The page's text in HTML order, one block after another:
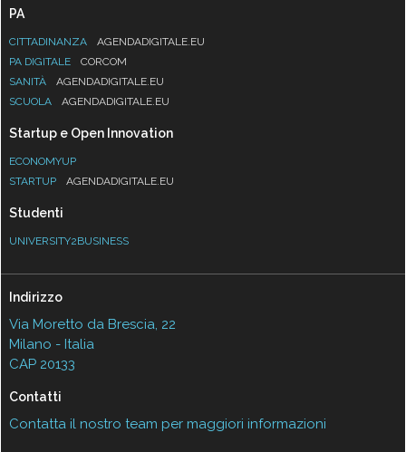
PA
CITTADINANZA
AGENDADIGITALE.EU
PA DIGITALE
CORCOM
SANITÀ
AGENDADIGITALE.EU
SCUOLA
AGENDADIGITALE.EU
Startup e Open Innovation
ECONOMYUP
STARTUP
AGENDADIGITALE.EU
Studenti
UNIVERSITY2BUSINESS
Indirizzo
Via Moretto da Brescia, 22
Milano - Italia
CAP 20133
Contatti
Contatta il nostro team per maggiori informazioni